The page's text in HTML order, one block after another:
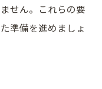
せん。これらの要
準備を進めましょ